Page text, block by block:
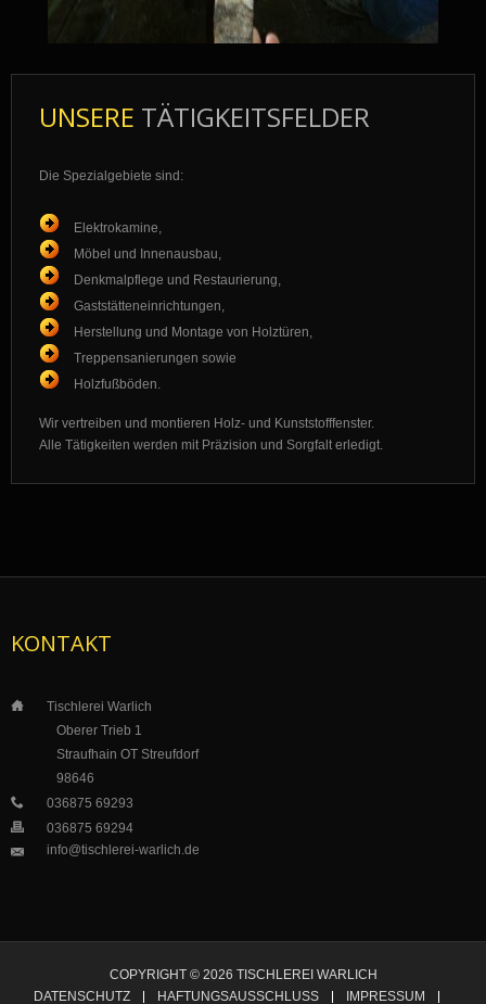
UNSERE TÄTIGKEITSFELDER
Die Spezialgebiete sind:
Elektrokamine,
Möbel und Innenausbau,
Denkmalpflege und Restaurierung,
Gaststätteneinrichtungen,
Herstellung und Montage von Holztüren,
Treppensanierungen sowie
Holzfußböden.
Wir vertreiben und montieren Holz- und Kunststofffenster.
Alle Tätigkeiten werden mit Präzision und Sorgfalt erledigt.
KONTAKT
Tischlerei Warlich
Oberer Trieb 1
Straufhain OT Streufdorf
98646
036875 69293
036875 69294
info@tischlerei-warlich.de
COPYRIGHT © 2026 TISCHLEREI WARLICH
DATENSCHUTZ
HAFTUNGSAUSSCHLUSS IMPRESSUM